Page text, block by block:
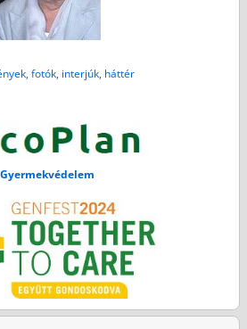
fotók, interjúk, háttér
Gyermekvédelem